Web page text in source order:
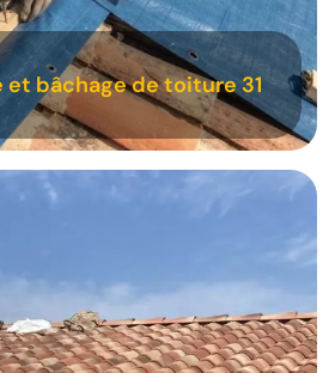
et bâchage de toiture 31